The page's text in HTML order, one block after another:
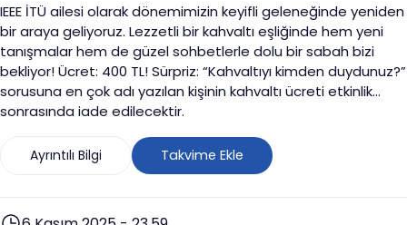
IEEE İTÜ ailesi olarak dönemimizin keyifli geleneğinde yeniden
bir araya geliyoruz. Lezzetli bir kahvaltı eşliğinde hem yeni
tanışmalar hem de güzel sohbetlerle dolu bir sabah bizi
bekliyor! Ücret: 400 TL! Sürpriz: “Kahvaltıyı kimden duydunuz?”
sorusuna en çok adı yazılan kişinin kahvaltı ücreti etkinlik
sonrasında iade edilecektir.
Ayrıntılı Bilgi Takvime Ekle